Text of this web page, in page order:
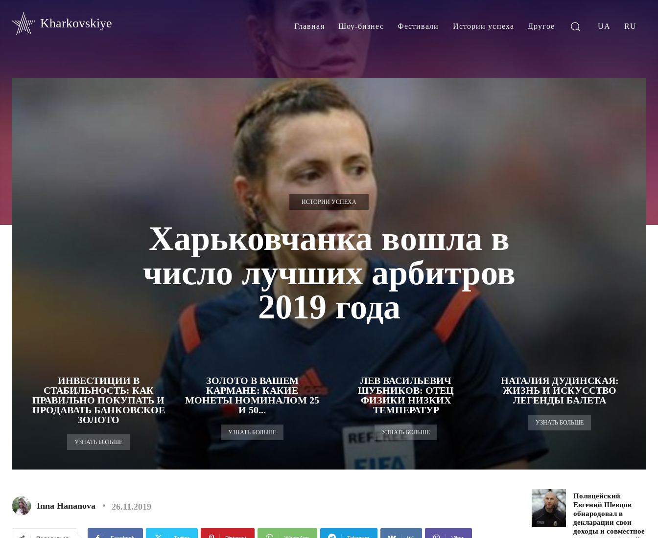
Kharkovskiye Главная Шоу-бизнес Фестивали Истории успеха Другое UA RU
ИСТОРИИ УСПЕХА
Харьковчанка вошла в
число лучших арбитров
2019 года
ИНВЕСТИЦИИ В
СТАБИЛЬНОСТЬ: КАК
ПРАВИЛЬНО ПОКУПАТЬ И
ПРОДАВАТЬ БАНКОВСКОЕ
ЗОЛОТО
УЗНАТЬ БОЛЬШЕ
ЗОЛОТО В ВАШЕМ
КАРМАНЕ: КАКИЕ
МОНЕТЫ НОМИНАЛОМ 25
И 50...
УЗНАТЬ БОЛЬШЕ
ЛЕВ ВАСИЛЬЕВИЧ
ШУБНИКОВ: ОТЕЦ
ФИЗИКИ НИЗКИХ
ТЕМПЕРАТУР
УЗНАТЬ БОЛЬШЕ
НАТАЛИЯ ДУДИНСКАЯ:
ЖИЗНЬ И ИСКУССТВО
ЛЕГЕНДЫ БАЛЕТА
УЗНАТЬ БОЛЬШЕ
Inna Hananova 26.11.2019
Полицейский
Евгений Шевцов
обнародовал в
декларации свои
доходы и совместное